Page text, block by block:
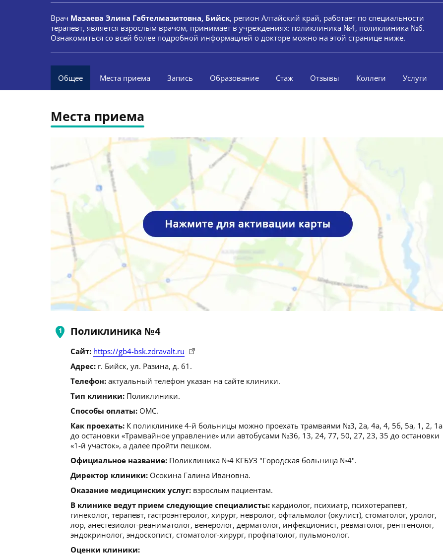
Врач Мазаева Элина Габтелмазитовна, Бийск, регион Алтайский край, работает по специальности
терапевт, является взрослым врачом, принимает в учреждениях: поликлиника №4, поликлиника №6.
Ознакомиться со всей более подробной информацией о докторе можно на этой странице ниже.
Общее Места приема Запись Образование Стаж Отзывы Коллеги Услуги
Места приема
Поликлиника №4
Сайт: https://gb4-bsk.zdravalt.ru
Адрес: г. Бийск, ул. Разина, д. 61.
Телефон: актуальный телефон указан на сайте клиники.
Тип клиники: Поликлиники.
Способы оплаты: ОМС.
Как проехать: К поликлинике 4-й больницы можно проехать трамваями №3, 2а, 4а, 4, 5б, 5а, 1, 2, 1а
до остановки «Трамвайное управление» или автобусами №36, 13, 24, 77, 50, 27, 23, 35 до остановки
«1-й участок», а далее пройти пешком.
Официальное название: Поликлиника №4 КГБУЗ "Городская больница №4".
Директор клиники: Осокина Галина Ивановна.
Оказание медицинских услуг: взрослым пациентам.
В клинике ведут прием следующие специалисты: кардиолог, психиатр, психотерапевт,
гинеколог, терапевт, гастроэнтеролог, хирург, невролог, офтальмолог (окулист), стоматолог, уролог,
лор, анестезиолог-реаниматолог, венеролог, дерматолог, инфекционист, ревматолог, рентгенолог,
эндокринолог, эндоскопист, стоматолог-хирург, профпатолог, пульмонолог.
Оценки клиники: